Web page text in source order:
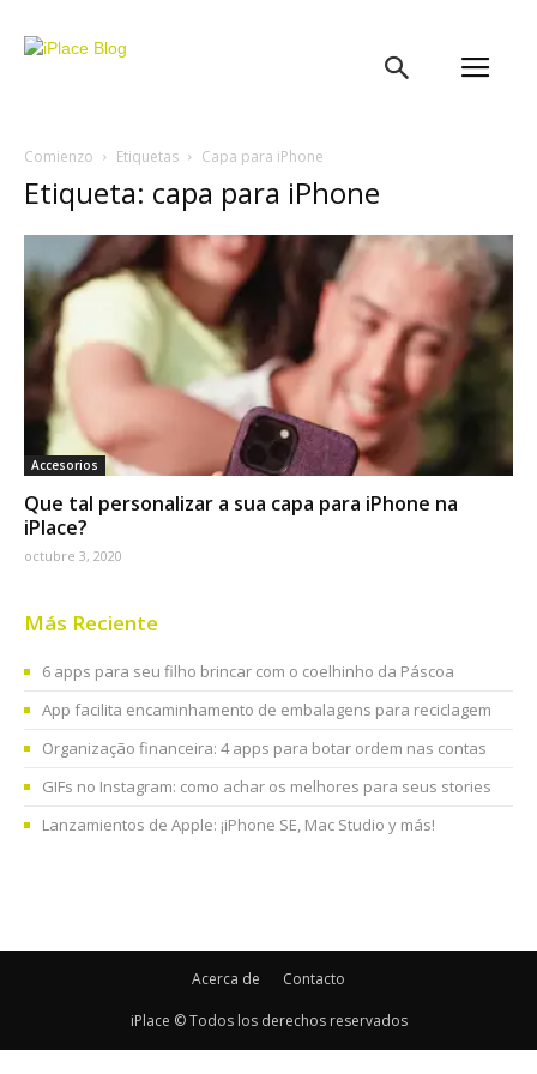
Comienzo Etiquetas Capa para iPhone
Etiqueta: capa para iPhone
Accesorios
Que tal personalizar a sua capa para iPhone na
iPlace?
octubre 3, 2020
Más Reciente
6 apps para seu filho brincar com o coelhinho da Páscoa
App facilita encaminhamento de embalagens para reciclagem
Organização financeira: 4 apps para botar ordem nas contas
GIFs no Instagram: como achar os melhores para seus stories
Lanzamientos de Apple: ¡iPhone SE, Mac Studio y más!
Acerca de Contacto
iPlace © Todos los derechos reservados